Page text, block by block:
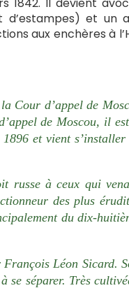
d’estampes) et
aux enchères à
Cour d’appel de
de Moscou, il
et vient
russe à ceux qui
des plus
du dix-
Léon Sicard.
se séparer. Très